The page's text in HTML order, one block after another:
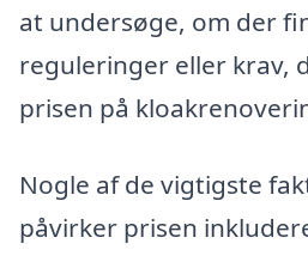
at undersøge, om der
reguleringer eller krav,
prisen på
Nogle af de vigtigste
påvirker prisen